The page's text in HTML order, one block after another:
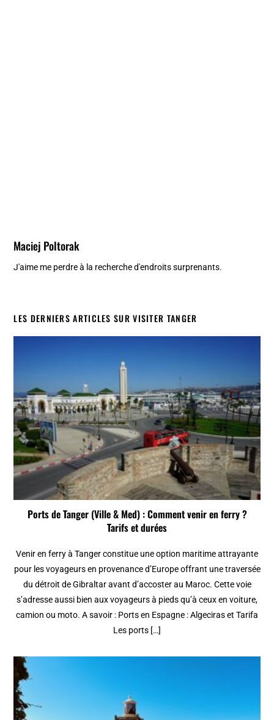
Maciej Poltorak
J'aime me perdre à la recherche d'endroits surprenants.
LES DERNIERS ARTICLES SUR VISITER TANGER
Ports de Tanger (Ville & Med) : Comment venir en ferry ?
Tarifs et durées
Venir en ferry à Tanger constitue une option maritime attrayante
pour les voyageurs en provenance d’Europe offrant une traversée
du détroit de Gibraltar avant d’accoster au Maroc. Cette voie
s’adresse aussi bien aux voyageurs à pieds qu’à ceux en voiture,
camion ou moto. A savoir : Ports en Espagne : Algeciras et Tarifa
Les ports […]